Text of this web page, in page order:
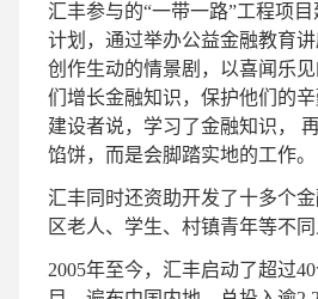
汇丰参与的“一带一路”工程项
计划，通过举办公益金融教育
创作生动的情景剧，以喜闻乐
们增长金融知识，保护他们的
建设者说，学习了金融知识，
馅饼，而是会脚踏实地的工作。
汇丰同时还资助开发了十多个
区老人、学生、村镇青年等不同
2005年至今，汇丰启动了超过